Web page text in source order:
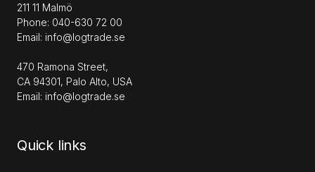
211 11 Malmö
Phone: 040-630 72 00
Email: info@logtrade.se
470 Ramona Street,
CA 94301, Palo Alto, USA
Email: info@logtrade.se
Quick links